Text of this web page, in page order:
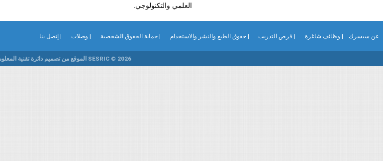
العلمي والتكنولوجي.
عن سيسرك | وظائف شاغرة | فرص التدريب | حقوق الطبع والنشر والاستخدام | حماية الحقوق الشخصية | وصلات | إتصل بنا
SESRIC © 2026 الموقع من تصميم دائرة تقنية المعلومات لسيسرك